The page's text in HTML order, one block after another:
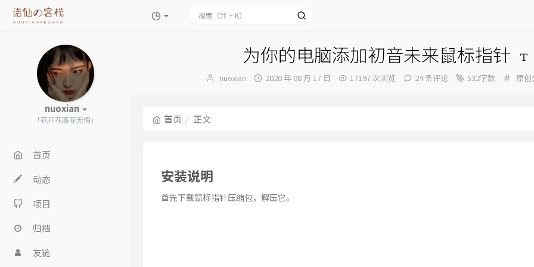
nuoxian
「花开花落花无悔」
首页
动态
项目
归档
友链
为你的电脑添加初音未来鼠标指针
博
nuoxian
发
2020 年 08 月 17 日 17197 次浏览 24 条评论 532字数
分
原创
首页 正文
安装说明
首先下载鼠标指针压缩包，解压它。